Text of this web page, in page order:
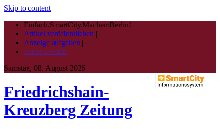
Skip to content
Einfach.SmartCity.Machen:Berlin! -
Artikel veröffentlichen |
Anzeige aufgeben |
Autor werden
Samstag, 08. August 2026
Friedrichshain-
Kreuzberg Zeitung